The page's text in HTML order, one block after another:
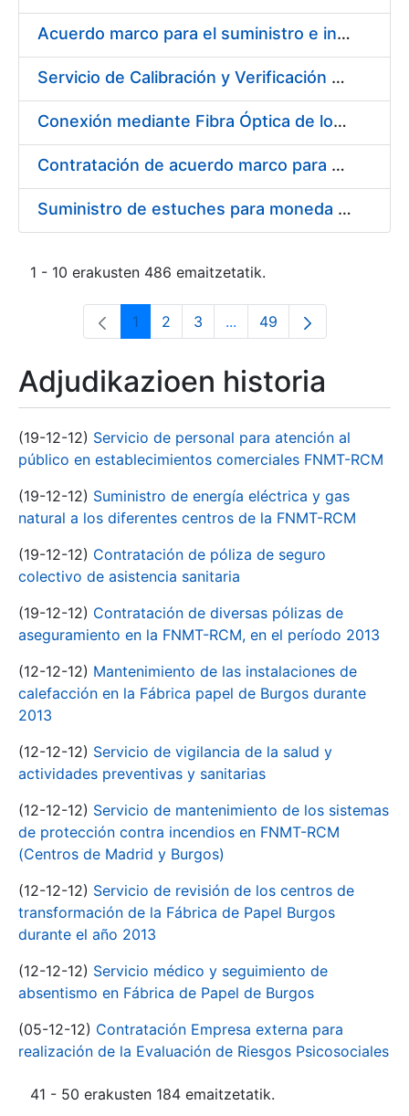
Acuerdo marco para el suministro e instalación de persianas, estores y otros complementos
Servicio de Calibración y Verificación Externa de los Equipos de Medición del Servicio de Prevención de la FNMT-RCM
Conexión mediante Fibra Óptica de los Centros de Proceso de Datos (CPDs) de las sedes de la FNMT-RCM de Burgos y Madrid
Contratación de acuerdo marco para el Suministro de Material de Electricidad para la Fábrica Nacional de Moneda y Timbre-Real Casa de la Moneda en su centro de trabajo de Burgos
Suministro de estuches para moneda de 30 €
1 - 10 erakusten 486 emaitzetatik.
Orrialdea
1 Orrialdea
2 Orrialdea
3 ...Intermediate Pages Use
Orrialdea
49
Adjudikazioen historia
(19-12-12) Servicio de personal para atención al
público en establecimientos comerciales FNMT-RCM
(19-12-12) Suministro de energía eléctrica y gas
natural a los diferentes centros de la FNMT-RCM
(19-12-12) Contratación de póliza de seguro
colectivo de asistencia sanitaria
(19-12-12) Contratación de diversas pólizas de
aseguramiento en la FNMT-RCM, en el período 2013
(12-12-12) Mantenimiento de las instalaciones de
calefacción en la Fábrica papel de Burgos durante
2013
(12-12-12) Servicio de vigilancia de la salud y
actividades preventivas y sanitarias
(12-12-12) Servicio de mantenimiento de los sistemas
de protección contra incendios en FNMT-RCM
(Centros de Madrid y Burgos)
(12-12-12) Servicio de revisión de los centros de
transformación de la Fábrica de Papel Burgos
durante el año 2013
(12-12-12) Servicio médico y seguimiento de
absentismo en Fábrica de Papel de Burgos
(05-12-12) Contratación Empresa externa para
realización de la Evaluación de Riesgos Psicosociales
41 - 50 erakusten 184 emaitzetatik.